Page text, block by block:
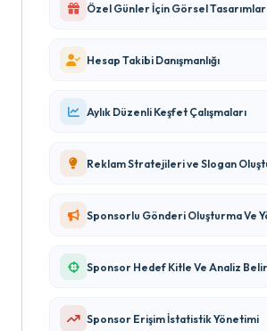
Özel Günler İçin Görsel
Hesap Takibi Danışmanlığı
Aylık Düzenli Keşfet Çalışmaları
Reklam Stratejileri ve Slogan
Sponsorlu Gönderi Oluşturma Ve
Sponsor Hedef Kitle Ve Analiz
Sponsor Erişim İstatistik Yönetimi